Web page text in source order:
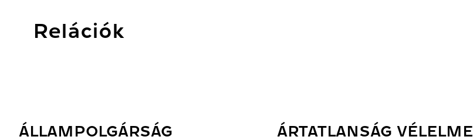
Relációk
ÁLLAMPOLGÁRSÁG ÁRTATLANSÁG VÉLELME